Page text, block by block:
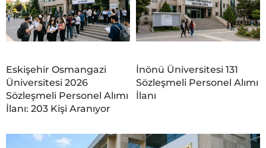
Eskişehir Osmangazi
Üniversitesi 2026
Sözleşmeli Personel Alımı
İlanı: 203 Kişi Aranıyor
İnönü Üniversitesi 131
Sözleşmeli Personel Alımı
İlanı